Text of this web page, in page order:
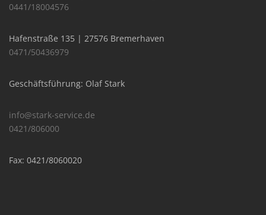
0441/18004576
Hafenstraße 135 | 27576 Bremerhaven
0471/50436979
Geschäftsführung: Olaf Stark
info@stark-service.de
0421/806000
Fax: 0421/8060020